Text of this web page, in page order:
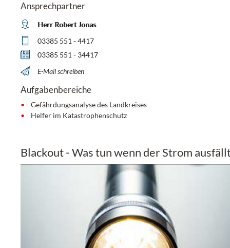
Ansprechpartner
Herr Robert Jonas
03385 551 - 4417
03385 551 - 34417
E-Mail schreiben
Aufgabenbereiche
Gefährdungsanalyse des Landkreises
Helfer im Katastrophenschutz
Blackout - Was tun wenn der Strom